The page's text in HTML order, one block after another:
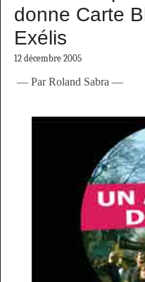
donne Carte
Exélis
12 décembre 2005
— Par Roland Sabra —